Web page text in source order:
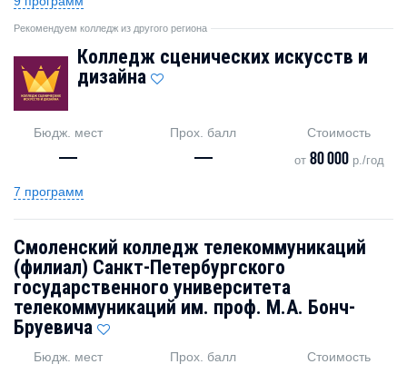
Рекомендуем колледж из другого региона
Колледж сценических искусств и
дизайна
Бюдж. мест
—
Прох. балл
—
Стоимость
от 80 000р./год
7 программ
Смоленский колледж телекоммуникаций
(филиал) Санкт-Петербургского
государственного университета
телекоммуникаций им. проф. М.А. Бонч-
Бруевича
Бюдж. мест Прох. балл Стоимость